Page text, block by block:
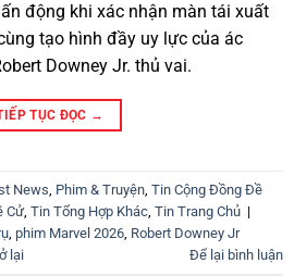
động khi xác nhận màn tái xuất
tạo hình đầy uy lực của ác
Downey Jr. thủ vai.
TỤC ĐỌC →
News Phim & Truyện Tin Cộng Đồng Đề
Cử, Tin Tổng Hợp Khác Tin Trang Chủ |
phim Marvel 2026 Robert Downey Jr
lại Để lại bình luận